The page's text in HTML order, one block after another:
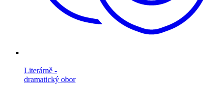
Literárně -
dramatický obor